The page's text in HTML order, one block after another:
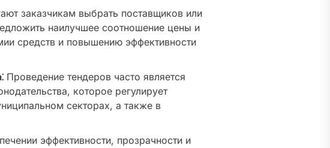
заказчикам выбрать поставщиков или
наилучшее соотношение цены и
средств и повышению эффективности
Проведение тендеров часто является
которое регулирует
секторах, а также в
эффективности, прозрачности и